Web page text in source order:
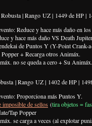
| Rango UZ | 1449 de HP |
Reduce y hace más daño en
y hace más daño VS Death
de Puntos Y (Y-Point Crank-
+ Recarga otros Animáx.
no se queda a cero + Su
| Rango UZ | 1402 de HP |
Proporciona más Puntos Y.
imposible de sellos (tira objetos =
Tap Popper
se carga a veces (al explotar